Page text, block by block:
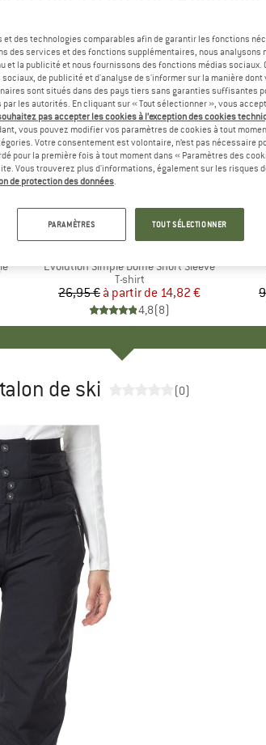
+11
Article
Evolution Simple Dome Short Sleeve
Product group
T-shirt
Prix
26,95 € Prix réduit
à partir de 14,82 €
4,8(8)
Remise
Jusqu'à -45 %
de ski (0)
et des technologies comparables afin de garantir les fonctions
des services et des fonctions supplémentaires, nous analysons
et la publicité et nous fournissons des fonctions médias sociaux.
sociaux, de publicité et d'analyse de s'informer sur la manière
sont situés dans des pays tiers sans garanties suffisantes
les autorités. En cliquant sur « Tout sélectionner », vous
pas accepter les cookies à l’exception des cookies
vous pouvez modifier vos paramètres de cookies à tout
Votre consentement est volontaire, n’est pas nécessaire
pour la première fois à tout moment dans « Paramètres des
Vous trouverez plus d'informations, également sur les risques
de protection des données.
PARAMÈTRES TOUT SÉLECTIONNER